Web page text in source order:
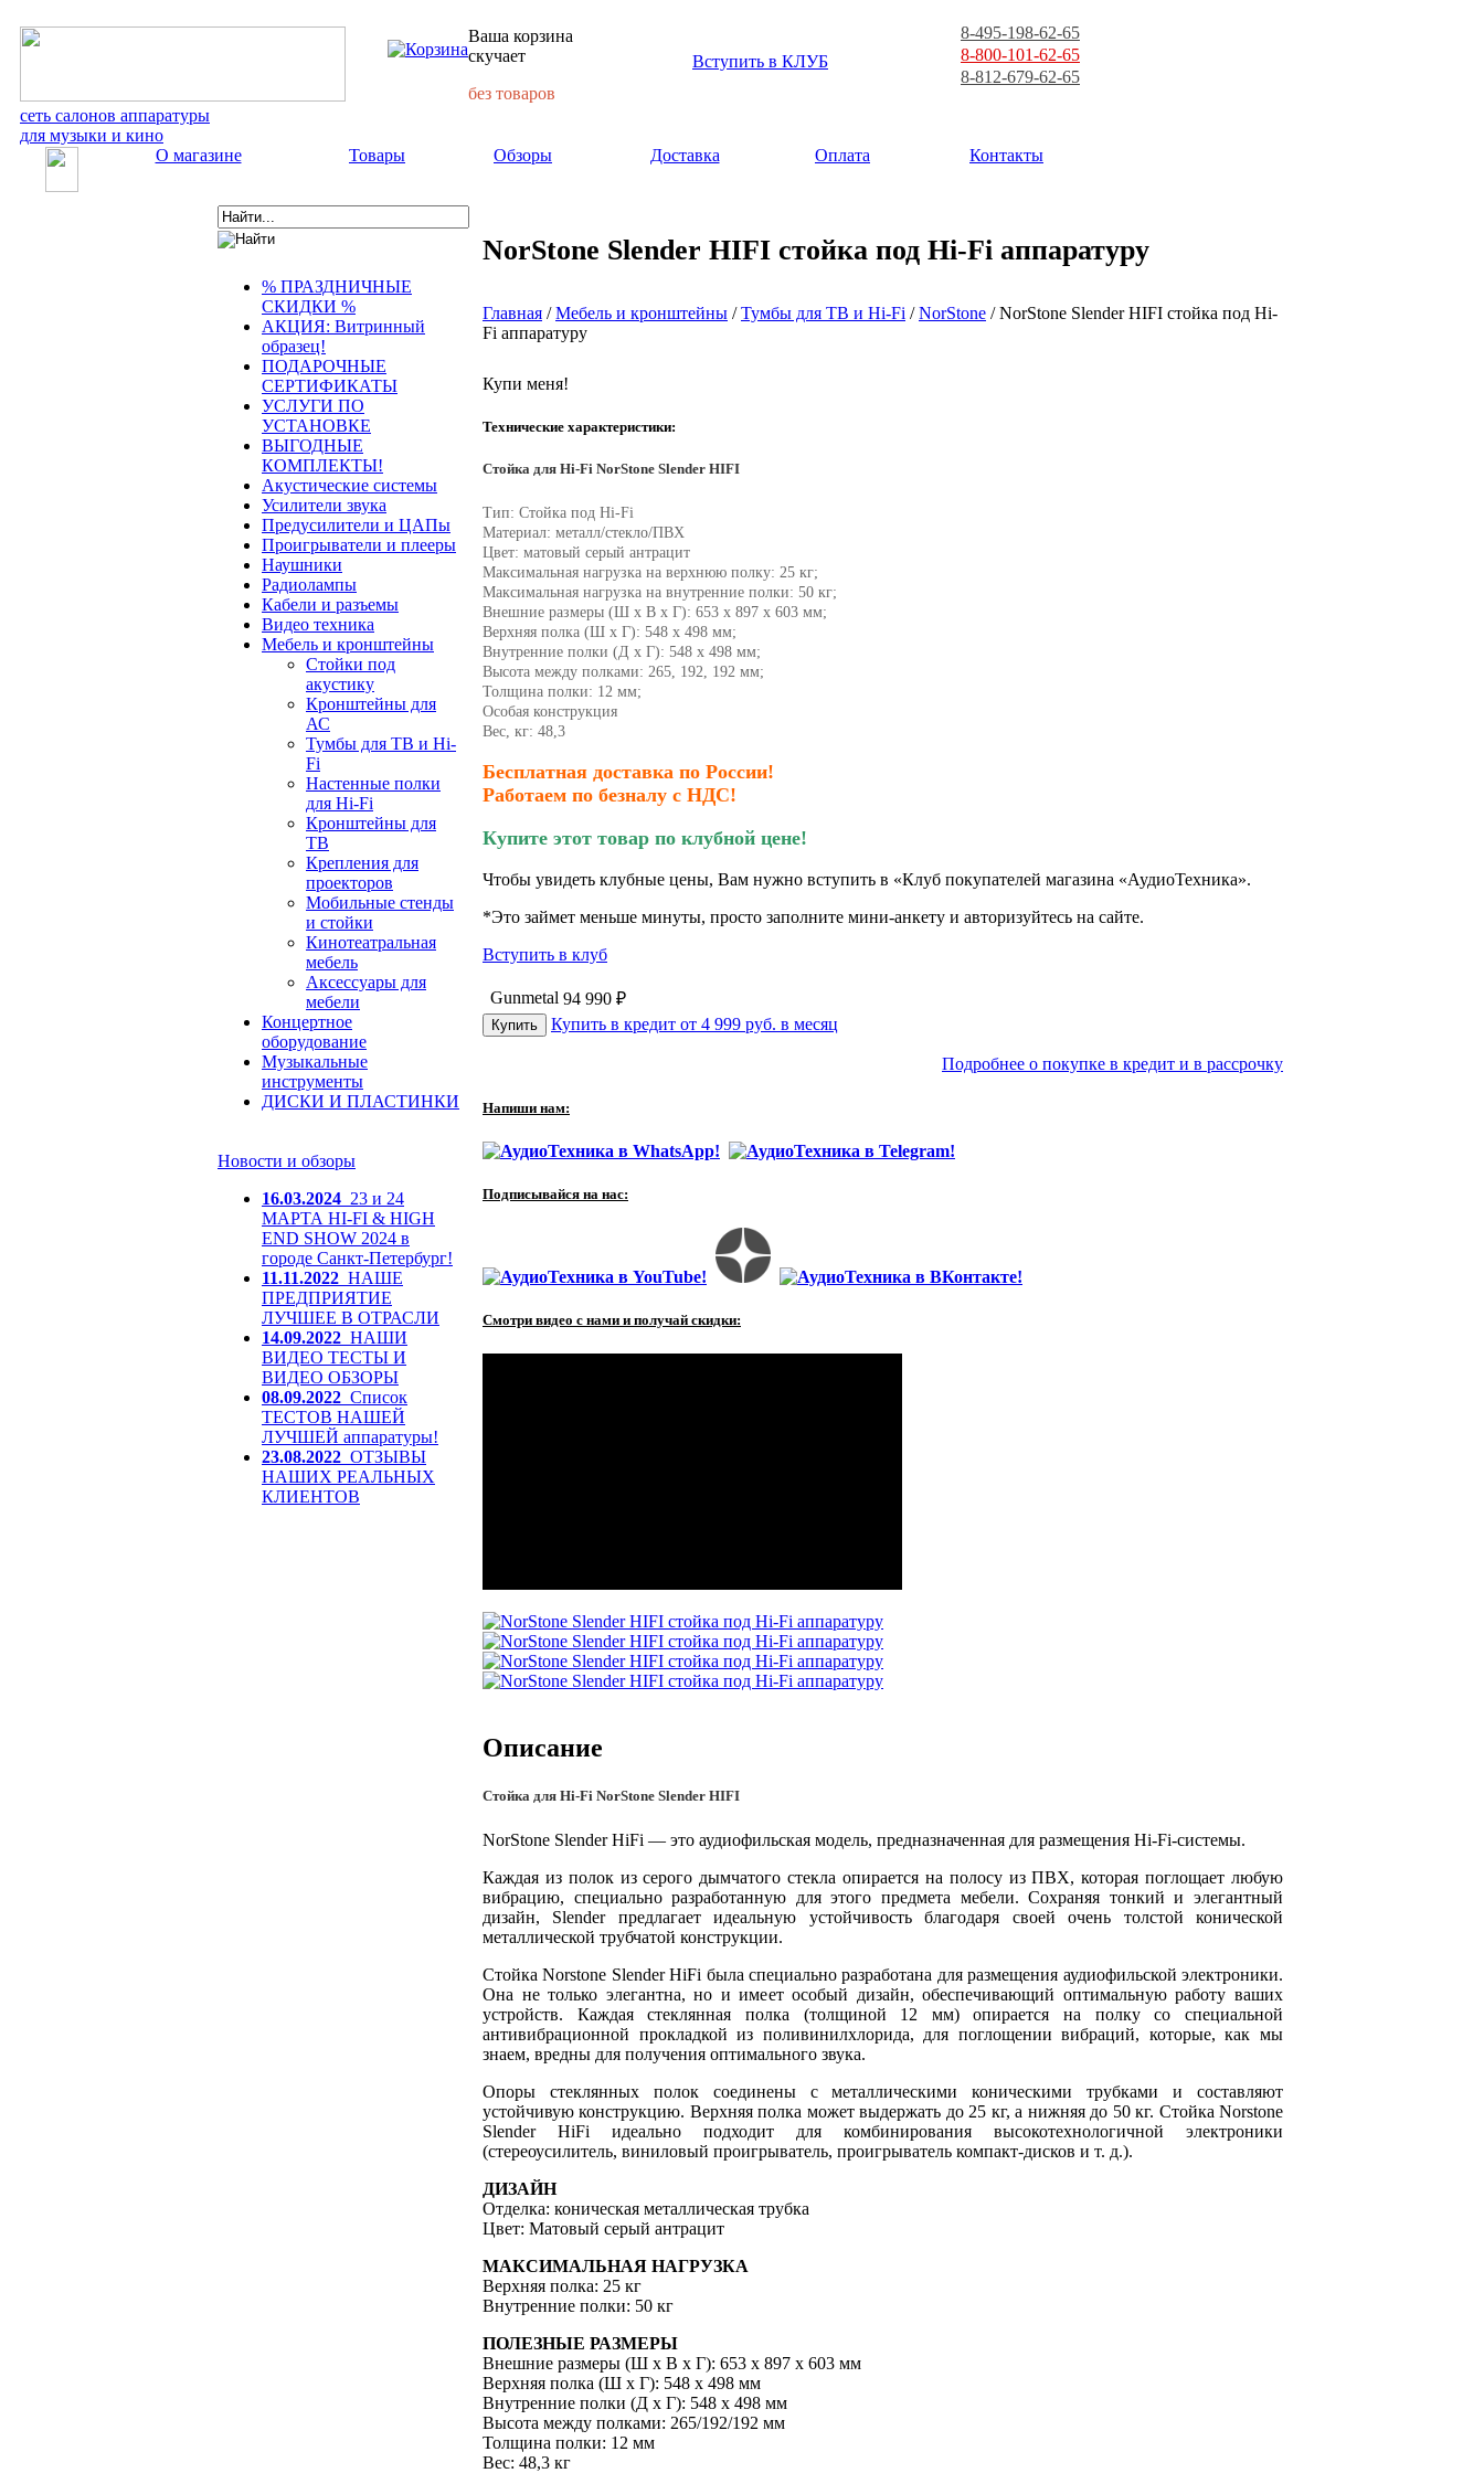
сеть салонов аппаратуры
для музыки и кино
Ваша корзина
скучает
без товаров
Вступить в КЛУБ
8-495-198-62-65
8-800-101-62-65
8-812-679-62-65
О магазине Товары Обзоры Доставка Оплата Контакты
% ПРАЗДНИЧНЫЕ
СКИДКИ %
АКЦИЯ: Витринный
образец!
ПОДАРОЧНЫЕ
СЕРТИФИКАТЫ
УСЛУГИ ПО
УСТАНОВКЕ
ВЫГОДНЫЕ
КОМПЛЕКТЫ!
Акустические системы
Усилители звука
Предусилители и ЦАПы
Проигрыватели и плееры
Наушники
Радиолампы
Кабели и разъемы
Видео техника
Мебель и кронштейны
Стойки под
акустику
Кронштейны для
АС
Тумбы для ТВ и Hi-
Fi
Настенные полки
для Hi-Fi
Кронштейны для
ТВ
Крепления для
проекторов
Мобильные стенды
и стойки
Кинотеатральная
мебель
Аксессуары для
мебели
Концертное
оборудование
Музыкальные
инструменты
ДИСКИ И ПЛАСТИНКИ
Новости и обзоры
16.03.2024 23 и 24
МАРТА HI-FI & HIGH
END SHOW 2024 в
городе Санкт-Петербург!
11.11.2022 НАШЕ
ПРЕДПРИЯТИЕ
ЛУЧШЕЕ В ОТРАСЛИ
14.09.2022 НАШИ
ВИДЕО ТЕСТЫ И
ВИДЕО ОБЗОРЫ
08.09.2022 Список
ТЕСТОВ НАШЕЙ
ЛУЧШЕЙ аппаратуры!
23.08.2022 ОТЗЫВЫ
НАШИХ РЕАЛЬНЫХ
КЛИЕНТОВ
NorStone Slender HIFI стойка под Hi-Fi аппаратуру
Главная /Мебель и кронштейны /Тумбы для ТВ и Hi-Fi /NorStone / NorStone Slender HIFI стойка под Hi-
Fi аппаратуру
Купи меня!
Технические характеристики:
Стойка для Hi-Fi NorStone Slender HIFI
Тип: Стойка под Hi-Fi
Материал: металл/стекло/ПВХ
Цвет: матовый серый антрацит
Максимальная нагрузка на верхнюю полку: 25 кг;
Максимальная нагрузка на внутренние полки: 50 кг;
Внешние размеры (Ш x В x Г): 653 x 897 x 603 мм;
Верхняя полка (Ш x Г): 548 x 498 мм;
Внутренние полки (Д x Г): 548 x 498 мм;
Высота между полками: 265, 192, 192 мм;
Толщина полки: 12 мм;
Особая конструкция
Вес, кг: 48,3
Бесплатная доставка по России!
Работаем по безналу с НДС!
Купите этот товар по клубной цене!
Чтобы увидеть клубные цены, Вам нужно вступить в «Клуб покупателей магазина «АудиоТехника».
*Это займет меньше минуты, просто заполните мини-анкету и авторизуйтесь на сайте.
Вступить в клуб
Gunmetal 94 990 ₽
Купить в кредит от 4 999 руб. в месяц
Подробнее о покупке в кредит и в рассрочку
Напиши нам:
Подписывайся на нас:
Смотри видео с нами и получай скидки:
Описание
Стойка для Hi-Fi NorStone Slender HIFI
NorStone Slender HiFi — это аудиофильская модель, предназначенная для размещения Hi-Fi-системы.
Каждая из полок из серого дымчатого стекла опирается на полосу из ПВХ, которая поглощает любую
вибрацию, специально разработанную для этого предмета мебели. Сохраняя тонкий и элегантный
дизайн, Slender предлагает идеальную устойчивость благодаря своей очень толстой конической
металлической трубчатой конструкции.
Стойка Norstone Slender HiFi была специально разработана для размещения аудиофильской электроники.
Она не только элегантна, но и имеет особый дизайн, обеспечивающий оптимальную работу ваших
устройств. Каждая стеклянная полка (толщиной 12 мм) опирается на полку со специальной
антивибрационной прокладкой из поливинилхлорида, для поглощении вибраций, которые, как мы
знаем, вредны для получения оптимального звука.
Опоры стеклянных полок соединены с металлическими коническими трубками и составляют
устойчивую конструкцию. Верхняя полка может выдержать до 25 кг, а нижняя до 50 кг. Стойка Norstone
Slender HiFi идеально подходит для комбинирования высокотехнологичной электроники
(стереоусилитель, виниловый проигрыватель, проигрыватель компакт-дисков и т. д.).
ДИЗАЙН
Отделка: коническая металлическая трубка
Цвет: Матовый серый антрацит
МАКСИМАЛЬНАЯ НАГРУЗКА
Верхняя полка: 25 кг
Внутренние полки: 50 кг
ПОЛЕЗНЫЕ РАЗМЕРЫ
Внешние размеры (Ш х В х Г): 653 х 897 х 603 мм
Верхняя полка (Ш x Г): 548 x 498 мм
Внутренние полки (Д х Г): 548 х 498 мм
Высота между полками: 265/192/192 мм
Толщина полки: 12 мм
Вес: 48,3 кг